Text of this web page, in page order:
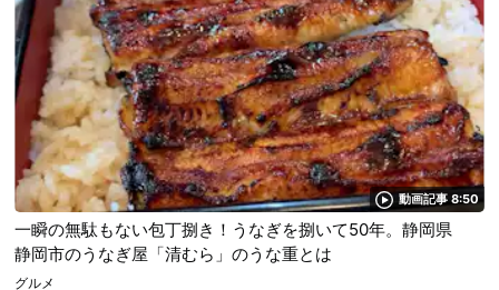
動画記事 8:50
一瞬の無駄もない包丁捌き！うなぎを捌いて50年。静岡県
静岡市のうなぎ屋「清むら」のうな重とは
グルメ